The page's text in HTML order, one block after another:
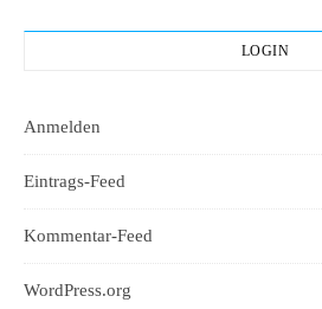
LOGIN
Anmelden
Eintrags-Feed
Kommentar-Feed
WordPress.org